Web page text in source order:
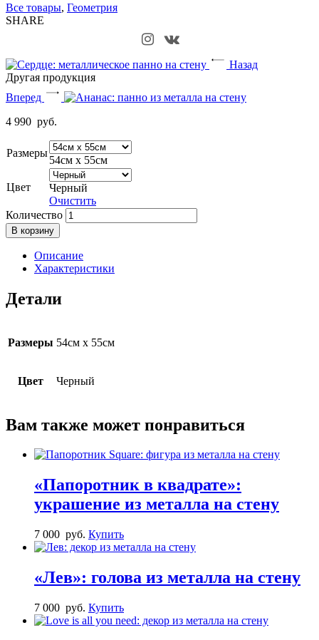
Все товары, Геометрия
SHARE
Назад
Другая продукция
Вперед
4 990 руб.
Размеры
54см х 55см
Цвет
Черный
Очистить
Количество
В корзину
Описание
Характеристики
Детали
Размеры 54см х 55см
Цвет Черный
Вам также может понравиться
«Папоротник в квадрате»:
украшение из металла на стену
7 000 руб. Купить
«Лев»: голова из металла на стену
7 000 руб. Купить